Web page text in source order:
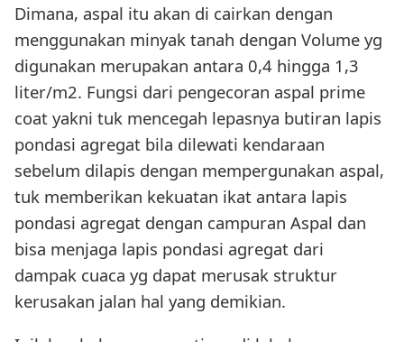
Dimana, aspal itu akan di cairkan dengan
menggunakan minyak tanah dengan Volume yg
digunakan merupakan antara 0,4 hingga 1,3
liter/m2. Fungsi dari pengecoran aspal prime
coat yakni tuk mencegah lepasnya butiran lapis
pondasi agregat bila dilewati kendaraan
sebelum dilapis dengan mempergunakan aspal,
tuk memberikan kekuatan ikat antara lapis
pondasi agregat dengan campuran Aspal dan
bisa menjaga lapis pondasi agregat dari
dampak cuaca yg dapat merusak struktur
kerusakan jalan hal yang demikian.